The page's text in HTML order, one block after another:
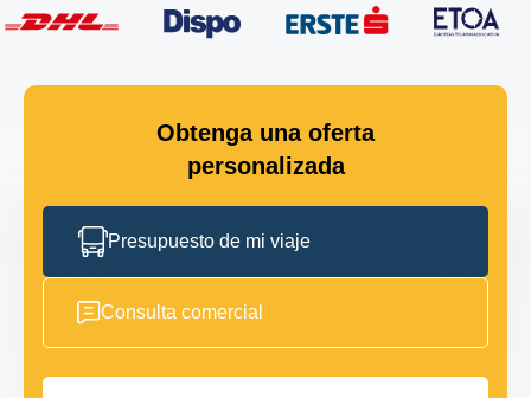
Obtenga una oferta
personalizada
Presupuesto de mi viaje
Consulta comercial
Nombre completo